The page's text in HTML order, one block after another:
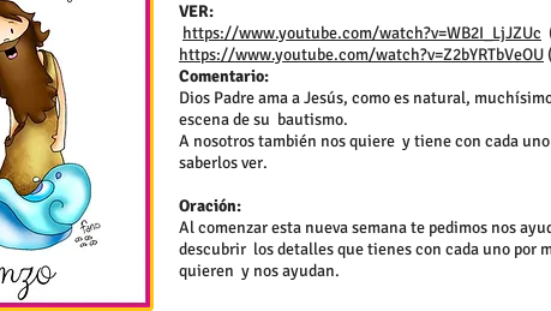
VER:
https://www.youtube.com/watch?v=WB2I_LjJZUc
https://www.youtube.com/watch?v=Z2bYRTbVeOU
Comentario:
Dios Padre ama a Jesús, como es natural,
escena de su bautismo.
A nosotros también nos quiere y tiene con cada
saberlos ver.
Oración:
Al comenzar esta nueva semana te pedimos nos
descubrir los detalles que tienes con cada uno por
quieren y nos ayudan.